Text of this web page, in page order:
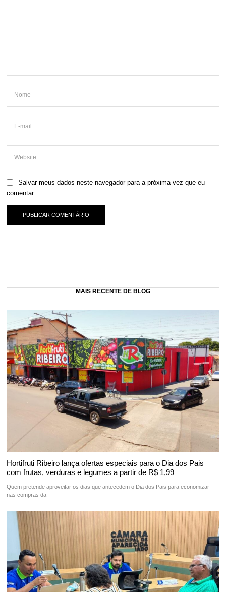
Salvar meus dados neste navegador para a próxima vez que eu
comentar.
MAIS RECENTE DE BLOG
Hortifruti Ribeiro lança ofertas especiais para o Dia dos Pais
com frutas, verduras e legumes a partir de R$ 1,99
Quem pretende aproveitar os dias que antecedem o Dia dos Pais para economizar
nas compras da